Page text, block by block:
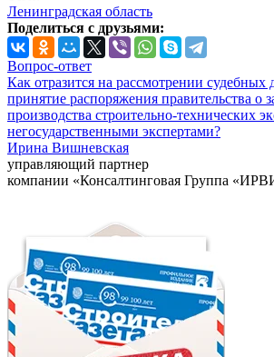
Ленинградская область
Поделиться с друзьями:
Вопрос-ответ
Как отразится на рассмотрении судебных
принятие распоряжения правительства о
производства строительно-технических
негосударственными экспертами?
Ирина Вишневская
управляющий партнер
компании «Консалтинговая Группа